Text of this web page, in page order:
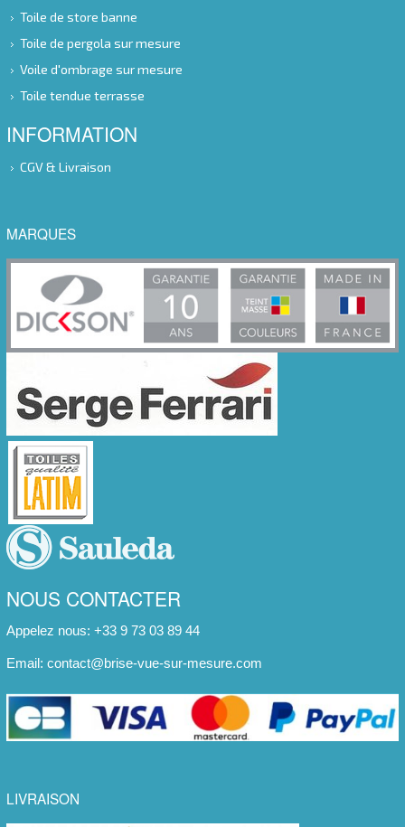
Toile de store banne
Toile de pergola sur mesure
Voile d'ombrage sur mesure
Toile tendue terrasse
INFORMATION
CGV & Livraison
MARQUES
NOUS CONTACTER
Appelez nous: +33 9 73 03 89 44
Email: contact@brise-vue-sur-mesure.com
LIVRAISON